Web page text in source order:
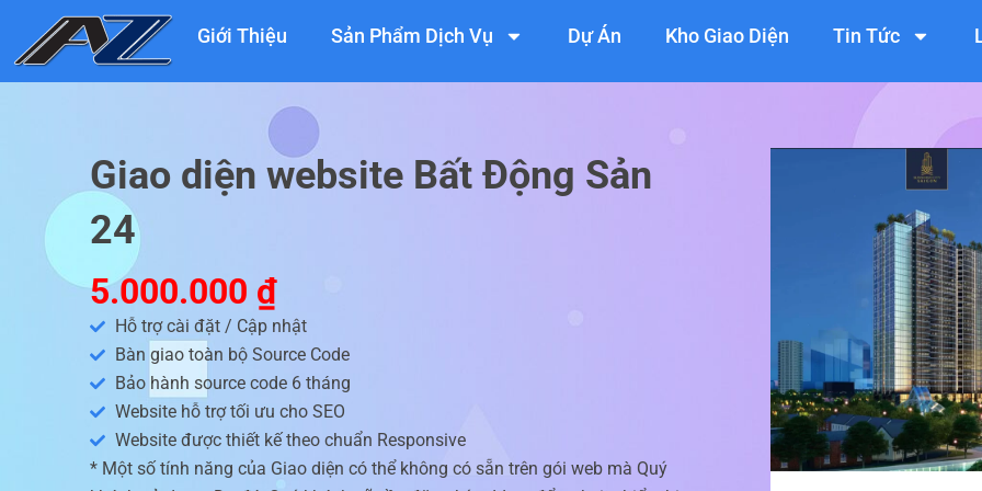
nội
Giới Thiệu Sản Phẩm Dịch Vụ Dự Án Kho Giao Diện Tin Tức
Giao diện website Bất Động Sản
24
5.000.000 ₫
Hỗ trợ cài đặt / Cập nhật
Bàn giao toàn bộ Source Code
Bảo hành source code 6 tháng
Website hỗ trợ tối ưu cho SEO
Website được thiết kế theo chuẩn Responsive
* Một số tính năng của Giao diện có thể không có sẵn trên gói web mà Quý